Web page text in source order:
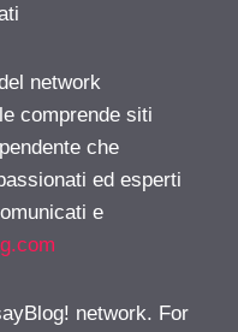
network
comprende siti
che
ed esperti
e
network. For